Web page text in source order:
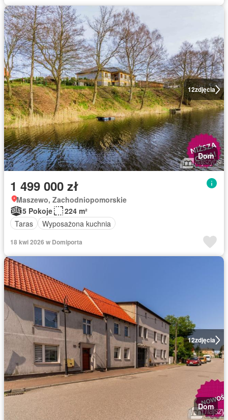
12zdjęcia
Dom
1 499 000 zł
Maszewo, Zachodniopomorskie
5 Pokoje
224 m²
Taras
Wyposażona kuchnia
18 kwi 2026 w Domiporta
12zdjęcia
Dom